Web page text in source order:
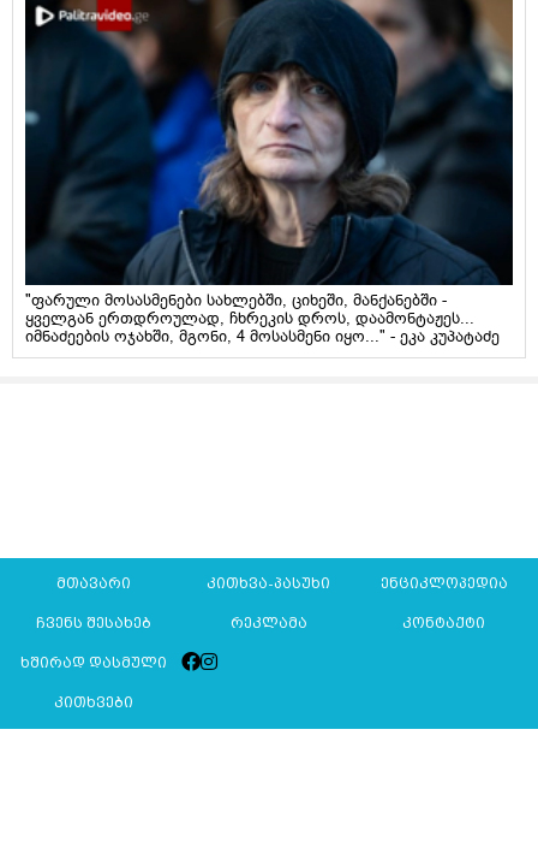
"ფარული მოსასმენები სახლებში, ციხეში, მანქანებში -
ყველგან ერთდროულად, ჩხრეკის დროს, დაამონტაჟეს...
იმნაძეების ოჯახში, მგონი, 4 მოსასმენი იყო..." - ეკა კუპატაძე
მთავარი კითხვა-პასუხი ენციკლოპედია
ჩვენს შესახებ რეკლამა კონტაქტი
ხშირად დასმული
კითხვები